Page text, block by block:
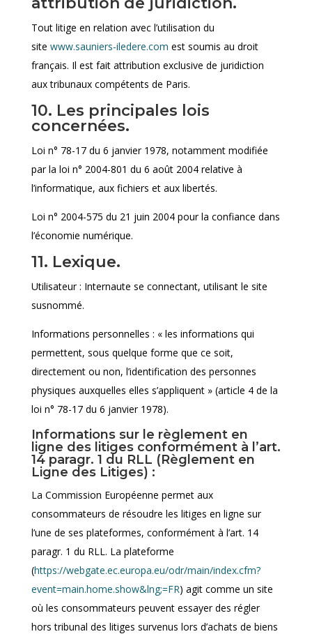
Tout litige en relation avec l’utilisation du
site www.sauniers-iledere.com est soumis au droit
français. Il est fait attribution exclusive de juridiction
aux tribunaux compétents de Paris.
10. Les principales lois
concernées.
Loi n° 78-17 du 6 janvier 1978, notamment modifiée
par la loi n° 2004-801 du 6 août 2004 relative à
l’informatique, aux fichiers et aux libertés.
Loi n° 2004-575 du 21 juin 2004 pour la confiance dans
l’économie numérique.
11. Lexique.
Utilisateur : Internaute se connectant, utilisant le site
susnommé.
Informations personnelles : « les informations qui
permettent, sous quelque forme que ce soit,
directement ou non, l’identification des personnes
physiques auxquelles elles s’appliquent » (article 4 de la
loi n° 78-17 du 6 janvier 1978).
Informations sur le règlement en
ligne des litiges conformément à l’art.
14 paragr. 1 du RLL (Règlement en
Ligne des Litiges) :
La Commission Européenne permet aux
consommateurs de résoudre les litiges en ligne sur
l’une de ses plateformes, conformément à l’art. 14
paragr. 1 du RLL. La plateforme
(https://webgate.ec.europa.eu/odr/main/index.cfm?
event=main.home.show&lng;=FR) agit comme un site
où les consommateurs peuvent essayer des régler
hors tribunal des litiges survenus lors d’achats de biens